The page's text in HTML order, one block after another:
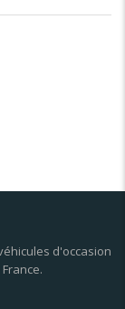
d'occasion